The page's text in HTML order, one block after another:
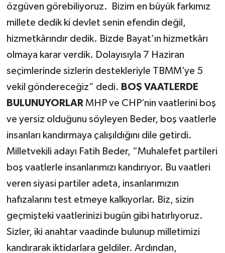
özgüven görebiliyoruz. Bizim en büyük farkımız
millete dedik ki devlet senin efendin değil,
hizmetkârındır dedik. Bizde Bayat’ın hizmetkârı
olmaya karar verdik. Dolayısıyla 7 Haziran
seçimlerinde sizlerin destekleriyle TBMM’ye 5
vekil göndereceğiz” dedi. BOŞ VAATLERDE
BULUNUYORLAR MHP ve CHP’nin vaatlerini boş
ve yersiz olduğunu söyleyen Beder, boş vaatlerle
insanları kandırmaya çalışıldığını dile getirdi.
Milletvekili adayı Fatih Beder, “Muhalefet partileri
boş vaatlerle insanlarımızı kandırıyor. Bu vaatleri
veren siyasi partiler adeta, insanlarımızın
hafızalarını test etmeye kalkıyorlar. Biz, sizin
geçmişteki vaatlerinizi bugün gibi hatırlıyoruz.
Sizler, iki anahtar vaadinde bulunup milletimizi
kandırarak iktidarlara geldiler. Ardından,